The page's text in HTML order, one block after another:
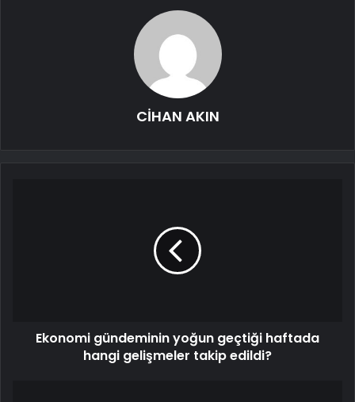
CİHAN AKIN
Ekonomi gündeminin yoğun geçtiği haftada
hangi gelişmeler takip edildi?